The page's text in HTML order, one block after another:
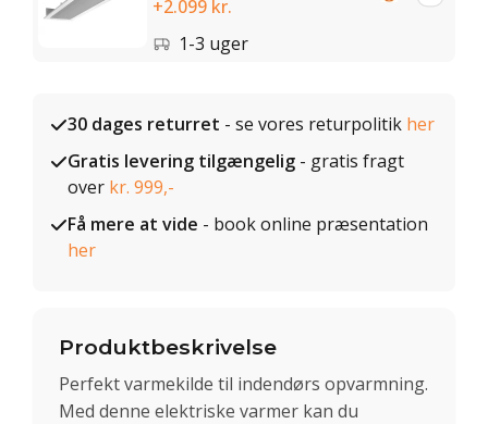
+2.099 kr.
1-3 uger
30 dages returret - se vores returpolitik her
Gratis levering tilgængelig - gratis fragt
over kr. 999,-
Få mere at vide - book online præsentation
her
Produktbeskrivelse
Perfekt varmekilde til indendørs opvarmning.
Med denne elektriske varmer kan du